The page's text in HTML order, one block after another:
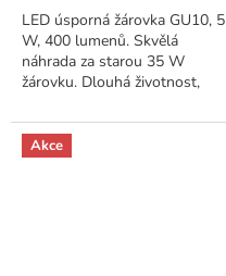
LED úsporná žárovka GU10, 5
W, 400 lumenů. Skvělá
náhrada za starou 35 W
žárovku. Dlouhá životnost,
svítivost v porovnání se
starými žárovkami.
Akce